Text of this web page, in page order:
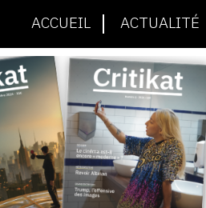
ACCUEIL ACTUALITÉ